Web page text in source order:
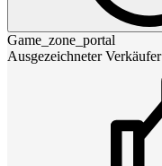
Game_zone_portal
Ausgezeichneter Verkäufer